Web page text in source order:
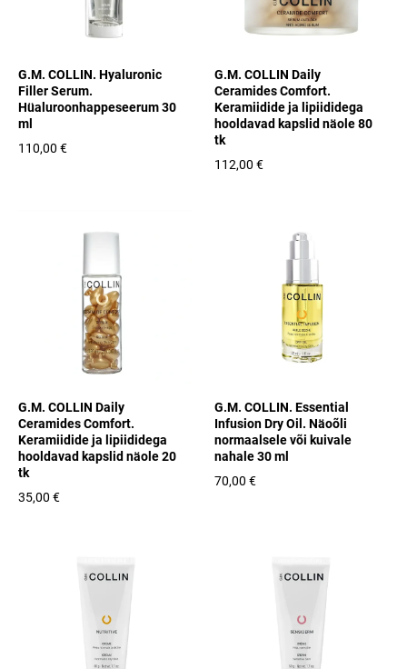
G.M. COLLIN. Hyaluronic
Filler Serum.
Hüaluroonhappeseerum 30
ml
110,00 €
G.M. COLLIN Daily
Ceramides Comfort.
Keramiidide ja lipiididega
hooldavad kapslid näole 80
tk
112,00 €
G.M. COLLIN Daily
Ceramides Comfort.
Keramiidide ja lipiididega
hooldavad kapslid näole 20
tk
35,00 €
G.M. COLLIN. Essential
Infusion Dry Oil. Näoõli
normaalsele või kuivale
nahale 30 ml
70,00 €